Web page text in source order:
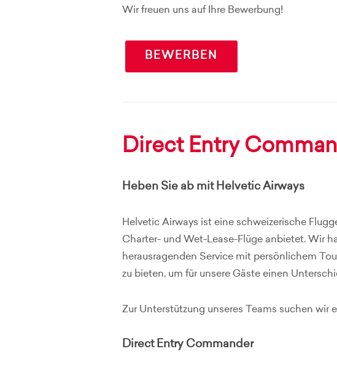
Wir freuen uns auf Ihre Bewerbung!
BEWERBEN
Direct Entry
Heben Sie ab mit Helvetic Airways
Helvetic Airways ist eine schweizerische
Charter- und Wet-Lease-Flüge anbietet. Wir
herausragenden Service mit persönlichem
zu bieten, um für unsere Gäste einen
Zur Unterstützung unseres Teams suchen
Direct Entry Commander